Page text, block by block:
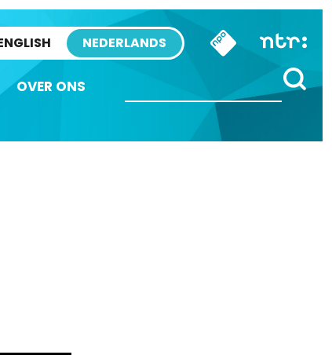
NEDERLANDS
OVER ONS